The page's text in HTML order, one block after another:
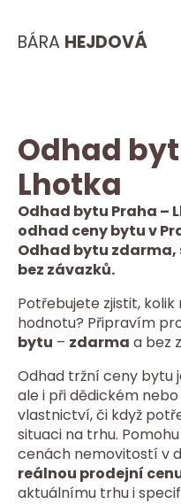
BÁRA HEJDOVÁ
Odhad
Lhotka
Odhad bytu Praha –
odhad ceny bytu v
Odhad bytu
bez závazků.
Potřebujete zjistit,
hodnotu? Připravím
bytu – zdarma a bez
Odhad tržní ceny bytu
ale i při dědickém
vlastnictví, či když
situaci na trhu.
cenách nemovitostí v
reálnou prodejní
aktuálnímu trhu i